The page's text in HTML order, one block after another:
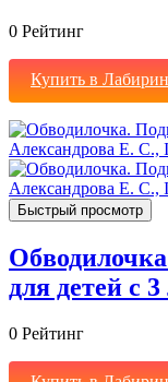
0 Рейтинг
Купить в
Быстрый просмотр
для детей с 3
0 Рейтинг